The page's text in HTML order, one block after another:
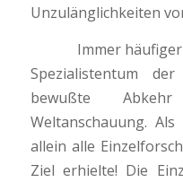
Unzulänglichkeiten
Immer häufiger
Spezialistentum
bewußte
Weltanschauung.
allein alle
Ziel erhielte! Die